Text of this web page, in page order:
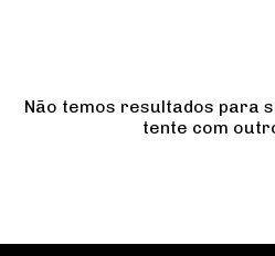
Não temos resultados para
tente com